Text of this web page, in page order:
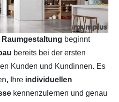
beginnt
bereits bei der ersten
Kunden und Kundinnen. Es
Ihre individuellen
kennenzulernen und genau